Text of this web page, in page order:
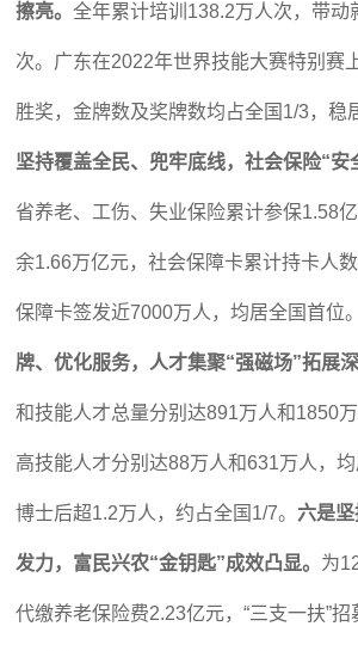
擦亮。全年累计培训138.2万人次，带动
次。广东在2022年世界技能大赛特别赛
胜奖，金牌数及奖牌数均占全国1/3，稳
坚持覆盖全民、兜牢底线，社会保险“安
省养老、工伤、失业保险累计参保1.58
余1.66万亿元，社会保障卡累计持卡人
保障卡签发近7000万人，均居全国首位。
牌、优化服务，人才集聚“强磁场”拓展
和技能人才总量分别达891万人和1850
高技能人才分别达88万人和631万人，
博士后超1.2万人，约占全国1/7。 六是
发力，富民兴农“金钥匙”成效凸显。 为
代缴养老保险费2.23亿元，“三支一扶”